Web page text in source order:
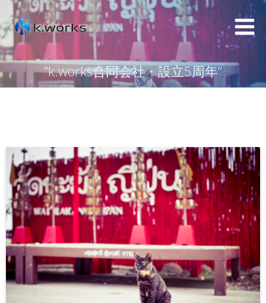
コ
ン
テ
ン
ツ
へ
プ
”k.works合同会社・設立5周年”